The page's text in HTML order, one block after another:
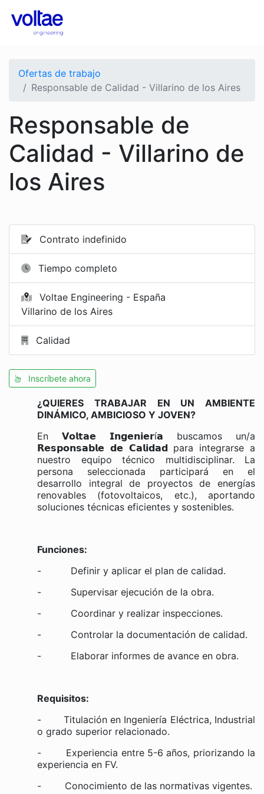
Ofertas de trabajo
Responsable de Calidad - Villarino de los Aires
Responsable de
Calidad - Villarino de
los Aires
Contrato indefinido
Tiempo completo
Voltae Engineering - España
Villarino de los Aires
Calidad
Inscríbete ahora
¿QUIERES TRABAJAR EN UN AMBIENTE
DINÁMICO, AMBICIOSO Y JOVEN?
En 𝗩𝗼𝗹𝘁𝗮𝗲 𝗜𝗻𝗴𝗲𝗻𝗶𝗲𝗿í𝗮 buscamos un/a
𝗥𝗲𝘀𝗽𝗼𝗻𝘀𝗮𝗯𝗹𝗲 𝗱𝗲 𝗖𝗮𝗹𝗶𝗱𝗮𝗱 para integrarse a
nuestro equipo técnico multidisciplinar. La
persona seleccionada participará en el
desarrollo integral de proyectos de energías
renovables (fotovoltaicos, etc.), aportando
soluciones técnicas eficientes y sostenibles.⁣
Funciones:
- Definir y aplicar el plan de calidad.⁣
- Supervisar ejecución de la obra.⁣
- Coordinar y realizar inspecciones.⁣
- Controlar la documentación de calidad.⁣
- Elaborar informes de avance en obra.⁣
Requisitos:
- Titulación en Ingeniería Eléctrica, Industrial
o grado superior relacionado.⁣
- Experiencia entre 5-6 años, priorizando la
experiencia en FV.⁣
- Conocimiento de las normativas vigentes.⁣